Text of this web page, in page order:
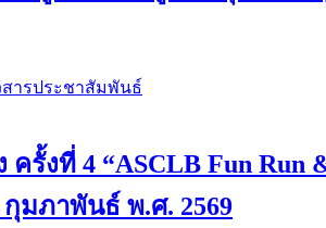
ารประชาสัมพันธ์
รั้งที่ 4 “ASCLB Fun Run
มภาพันธ์ พ.ศ. 2569